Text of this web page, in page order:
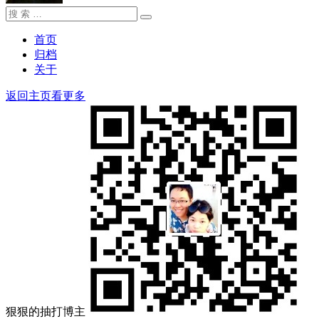
搜
搜
首页
归档
关于
返回主页看更多
狠狠的抽打博主